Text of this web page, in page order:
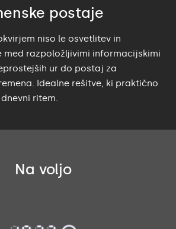
postaje
niso le osvetlitev in
med razpoložljivimi informacijskimi
ur do postaj za
Idealne rešitve, ki praktično
ritem.
Na voljo